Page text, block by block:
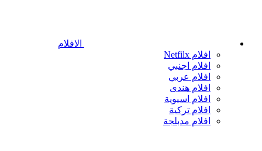
الافلام
افلام Netfilx
افلام اجنبي
افلام عربي
افلام هندى
افلام اسيوية
افلام تركية
افلام مدبلجة